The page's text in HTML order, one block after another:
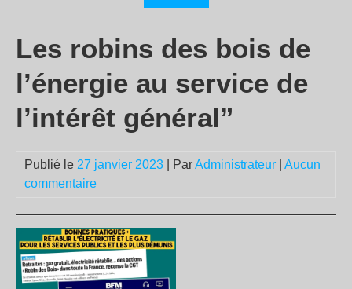
Les robins des bois de
l’énergie au service de
l’intérêt général”
Publié le 27 janvier 2023 | ParAdministrateur
Aucun
commentaire